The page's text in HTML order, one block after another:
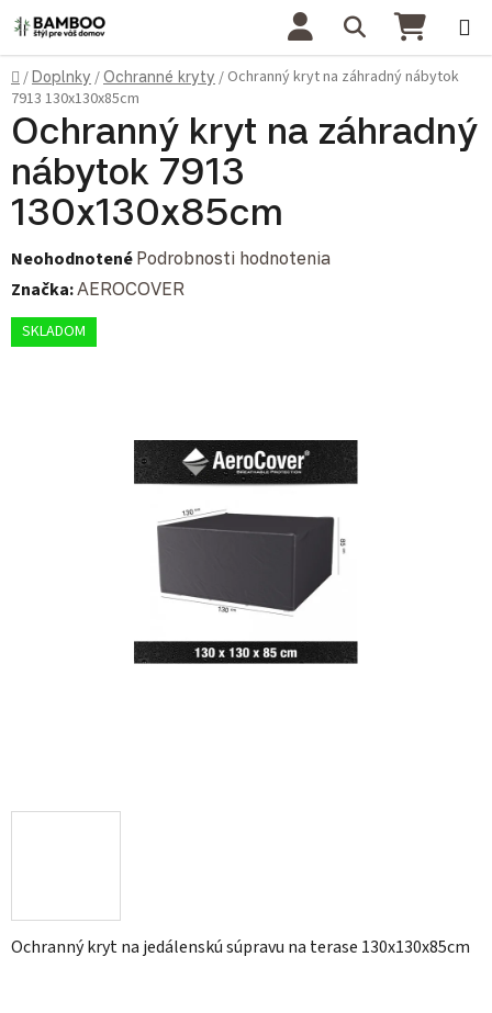
Prejsť na obsah Hľadať
Domov
/Doplnky /Ochranné kryty / Ochranný kryt na záhradný nábytok
7913 130x130x85cm
Ochranný kryt na jedálenskú súpravu na terase 130x130x85cm
Ochranný kryt na záhradný
nábytok 7913
130x130x85cm
Priemerné hodnotenie produktu je 0,0 z 5 hviezdičiek.
Neohodnotené Podrobnosti hodnotenia
Značka:AEROCOVER
SKLADOM